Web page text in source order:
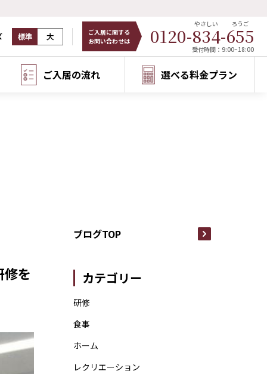
標準 大
ご入居に関する
お問い合わせは
0120-834
やさしい
-655
ろうご
受付時間：9:00~18:00
ご入居の流れ 選べる料金プラン
を
ブログTOP
カテゴリー
研修
食事
ホーム
レクリエーション